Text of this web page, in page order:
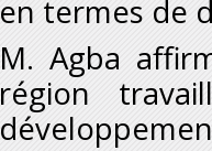
en termes de
M. Agba
région